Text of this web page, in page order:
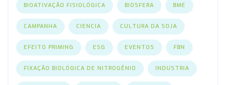
BIOATIVAÇÃO FISIOLÓGICA BIOSFERA BME
CAMPANHA CIENCIA CULTURA DA SOJA
EFEITO PRIMING ESG EVENTOS FBN
FIXAÇÃO BIOLÓGICA DE NITROGÊNIO INDUSTRIA